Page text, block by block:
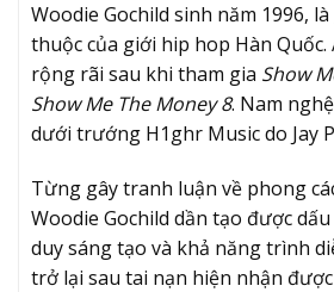
Woodie Gochild sinh năm 1996,
thuộc của giới hip hop Hàn
rộng rãi sau khi tham gia Show
Show Me The Money 8. Nam
dưới trướng H1ghr Music do Jay
Từng gây tranh luận về phong
Woodie Gochild dần tạo được
duy sáng tạo và khả năng trình
trở lại sau tai nạn hiện nhận